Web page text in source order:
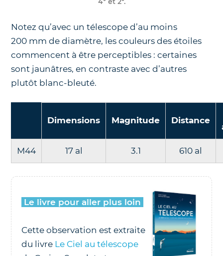
Notez qu’avec un télescope d’au moins
200 mm de diamètre, les couleurs des étoiles
commencent à être perceptibles : certaines
sont jaunâtres, en contraste avec d’autres
plutôt blanc-bleuté.
Dimensions Magnitude Distance
M44 17 al 3.1 610 al
Le livre pour aller plus loin
Cette observation est extraite
du livre Le Ciel au télescope